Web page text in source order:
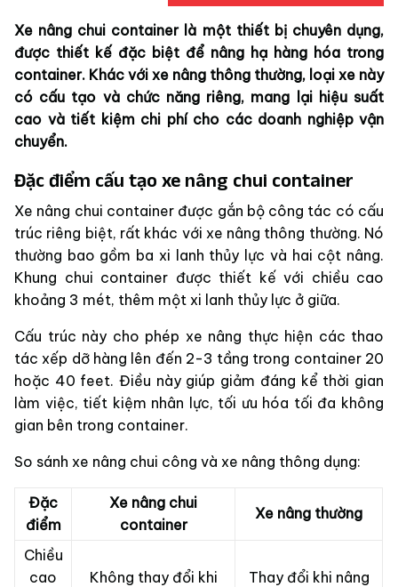
Xe nâng chui container là một thiết bị chuyên dụng,
được thiết kế đặc biệt để nâng hạ hàng hóa trong
container. Khác với xe nâng thông thường, loại xe này
có cấu tạo và chức năng riêng, mang lại hiệu suất
cao và tiết kiệm chi phí cho các doanh nghiệp vận
chuyển.
Đặc điểm cấu tạo xe nâng chui container
Xe nâng chui container được gắn bộ công tác có cấu
trúc riêng biệt, rất khác với xe nâng thông thường. Nó
thường bao gồm ba xi lanh thủy lực và hai cột nâng.
Khung chui container được thiết kế với chiều cao
khoảng 3 mét, thêm một xi lanh thủy lực ở giữa.
Cấu trúc này cho phép xe nâng thực hiện các thao
tác xếp dỡ hàng lên đến 2-3 tầng trong container 20
hoặc 40 feet. Điều này giúp giảm đáng kể thời gian
làm việc, tiết kiệm nhân lực, tối ưu hóa tối đa không
gian bên trong container.
So sánh xe nâng chui công và xe nâng thông dụng:
Đặc
điểm
Xe nâng chui
container
Xe nâng thường
Chiều
cao
Không thay đổi khi
Thay đổi khi nâng